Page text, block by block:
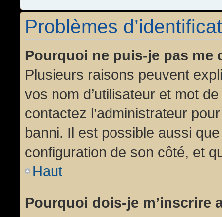
Problèmes
Pourquoi ne puis-je pas me
Plusieurs raisons peuvent
vos nom d’utilisateur et mot
contactez l’administrateur
banni. Il est possible aussi
configuration de son côté, et
Haut
Pourquoi dois-je m’inscrire